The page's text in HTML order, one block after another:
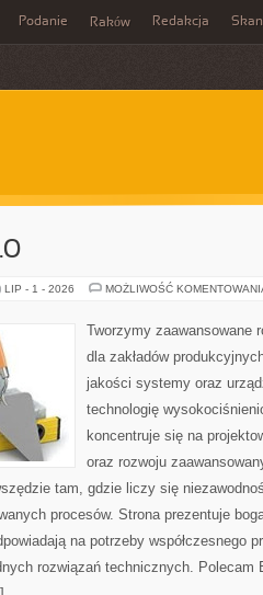
Podanie Raków Redakcja
LIP - 1 - 2026 MOŻLIWOŚĆ
Tworzymy zaawansowane
dla zakładów
jakości systemy oraz
technologię
koncentruje się na
oraz rozwoju
tam, gdzie liczy się
procesów. Strona prezentuje
na potrzeby współczesnego
rozwiązań technicznych. Polecam